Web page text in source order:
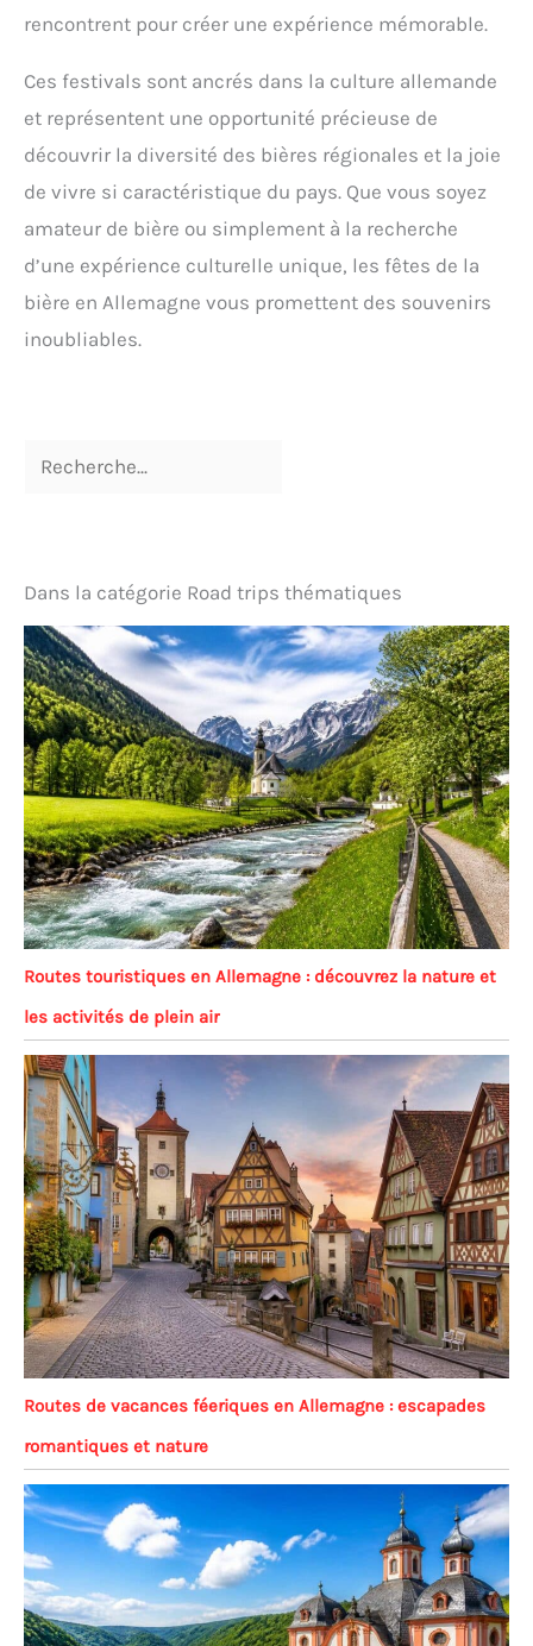
rencontrent pour créer une expérience mémorable.
Ces festivals sont ancrés dans la culture allemande
et représentent une opportunité précieuse de
découvrir la diversité des bières régionales et la joie
de vivre si caractéristique du pays. Que vous soyez
amateur de bière ou simplement à la recherche
d’une expérience culturelle unique, les fêtes de la
bière en Allemagne vous promettent des souvenirs
inoubliables.
Dans la catégorie Road trips thématiques
Routes touristiques en Allemagne : découvrez la nature et
les activités de plein air
Routes de vacances féeriques en Allemagne : escapades
romantiques et nature